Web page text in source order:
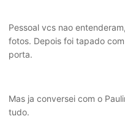
Pessoal vcs nao
fotos. Depois foi tapado
porta.
Mas ja conversei com o
tudo.